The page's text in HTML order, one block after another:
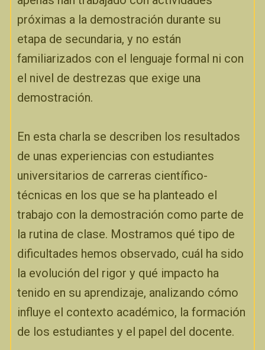
próximas a la demostración durante su
etapa de secundaria, y no están
familiarizados con el lenguaje formal ni con
el nivel de destrezas que exige una
demostración.
En esta charla se describen los resultados
de unas experiencias con estudiantes
universitarios de carreras científico-
técnicas en los que se ha planteado el
trabajo con la demostración como parte de
la rutina de clase. Mostramos qué tipo de
dificultades hemos observado, cuál ha sido
la evolución del rigor y qué impacto ha
tenido en su aprendizaje, analizando cómo
influye el contexto académico, la formación
de los estudiantes y el papel del docente.